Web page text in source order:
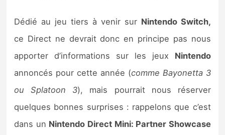
Guides
Dédié au jeu tiers à venir sur Nintendo Switch,
ce Direct ne devrait donc en principe pas nous
apporter d’informations sur les jeux Nintendo
annoncés pour cette année (comme Bayonetta 3
ou Splatoon 3), mais pourrait nous réserver
quelques bonnes surprises : rappelons que c’est
dans un Nintendo Direct Mini: Partner Showcase